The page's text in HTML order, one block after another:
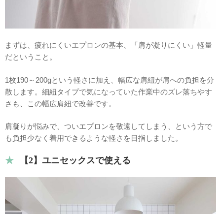
まずは、疲れにくいエプロンの基本、「肩が凝りにくい」軽量
だということ。
1枚190～200gという軽さに加え、幅広な肩紐が肩への負担を分
散します。細紐タイプで気になっていた作業中のズレ落ちやす
さも、この幅広肩紐で改善です。
肩凝りが悩みで、ついエプロンを敬遠してしまう、という方で
も負担少なく着用できるような軽さを目指しました。
【2】ユニセックスで使える